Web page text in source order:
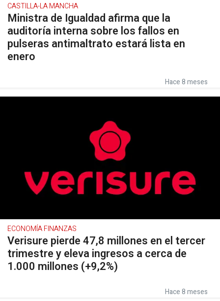
CASTILLA-LA MANCHA
Ministra de Igualdad afirma que la
auditoría interna sobre los fallos en
pulseras antimaltrato estará lista en
enero
Hace 8 meses
ECONOMÍA FINANZAS
Verisure pierde 47,8 millones en el tercer
trimestre y eleva ingresos a cerca de
1.000 millones (+9,2%)
Hace 8 meses